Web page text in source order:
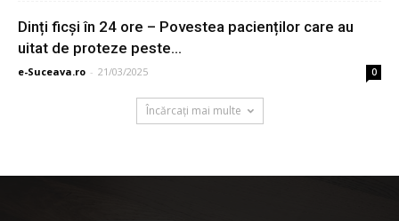
Dinți ficși în 24 ore – Povestea pacienților care au
uitat de proteze peste...
e-Suceava.ro - 21/03/2025 0
Încărcați mai multe